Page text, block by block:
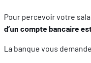
Pour percevoir votre
d’un compte bancaire
La banque vous